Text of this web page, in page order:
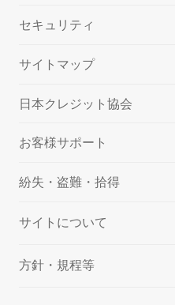
セキュリティ
サイトマップ
日本クレジット協会
お客様サポート
紛失・盗難・拾得
サイトについて
方針・規程等